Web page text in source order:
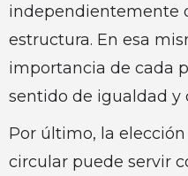
independientemente
estructura. En esa
importancia de cada
sentido de igualdad y
Por último, la
circular puede servir